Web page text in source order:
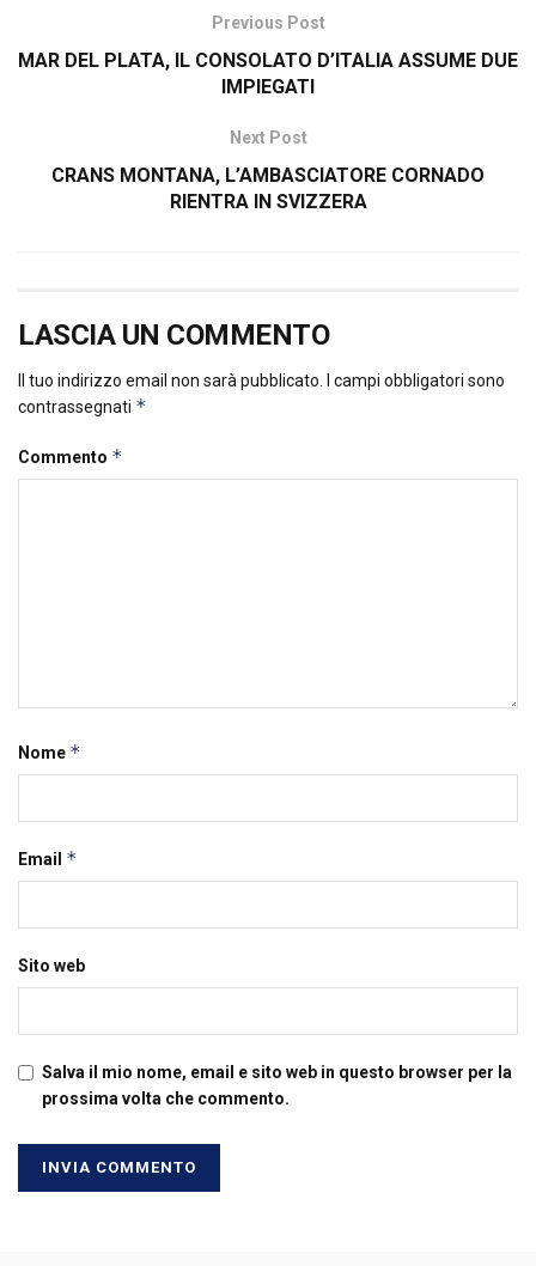
Previous Post
MAR DEL PLATA, IL CONSOLATO D’ITALIA ASSUME DUE
IMPIEGATI
Next Post
CRANS MONTANA, L’AMBASCIATORE CORNADO
RIENTRA IN SVIZZERA
LASCIA UN COMMENTO
Il tuo indirizzo email non sarà pubblicato.
I campi obbligatori sono
contrassegnati *
Commento *
Nome *
Email *
Sito web
Salva il mio nome, email e sito web in questo browser per la
prossima volta che commento.